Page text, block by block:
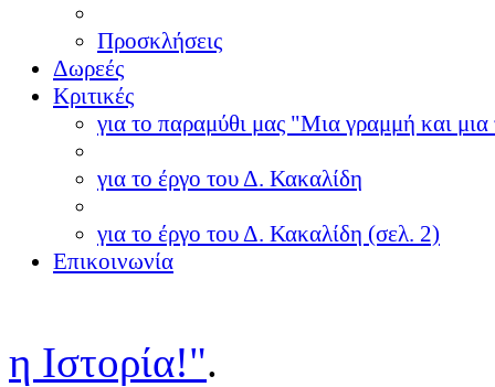
Προσκλήσεις
Δωρεές
Κριτικές
για το παραμύθι μας "Μια γραμμή και μια
για το έργο του Δ. Κακαλίδη
για το έργο του Δ. Κακαλίδη (σελ. 2)
Επικοινωνία
η Ιστορία!".